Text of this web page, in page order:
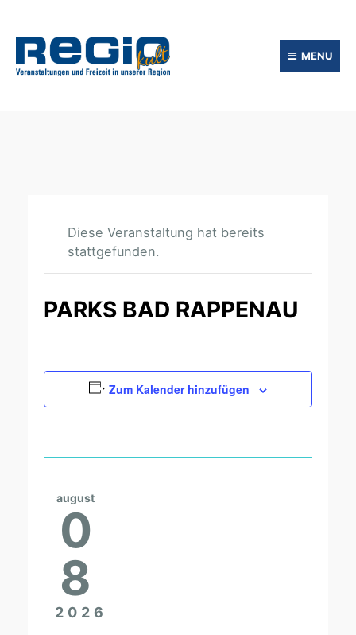
MENU
Diese Veranstaltung hat bereits
stattgefunden.
PARKS BAD RAPPENAU
Zum Kalender hinzufügen
august
0
8
2026